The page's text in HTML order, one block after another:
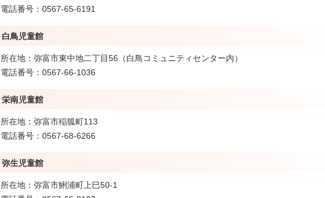
電話番号：0567-65-6191
白鳥児童館
所在地：弥富市東中地二丁目56（白鳥コミュニティセンター内）
電話番号：0567-66-1036
栄南児童館
所在地：弥富市稲狐町113
電話番号：0567-68-6266
弥生児童館
所在地：弥富市鯏浦町上巳50-1